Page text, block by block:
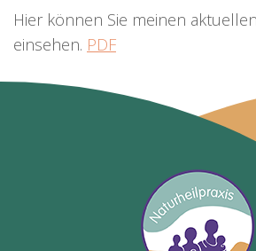
Hier können Sie meinen
einsehen. PDF